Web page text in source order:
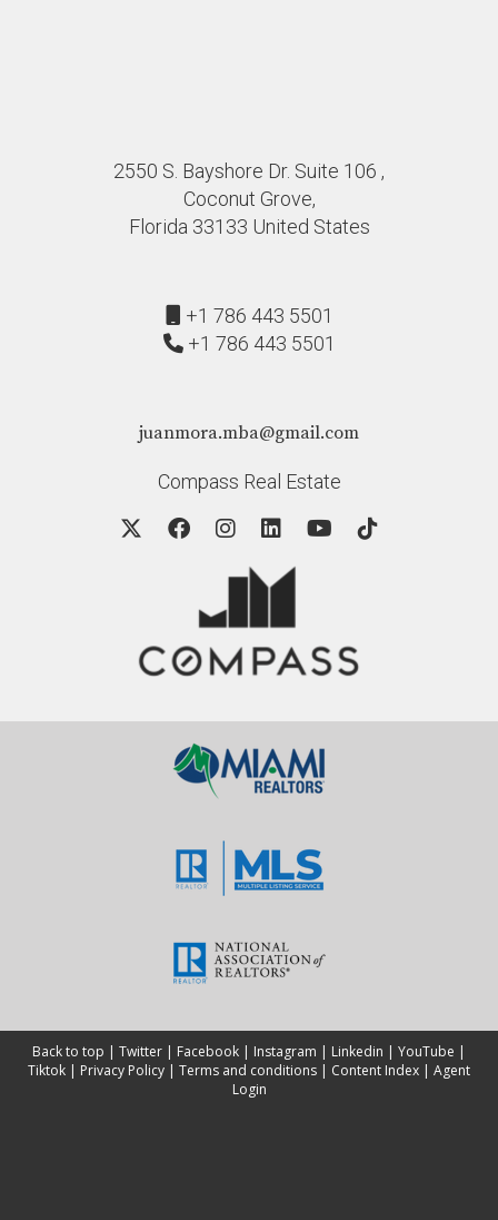
2550 S. Bayshore Dr. Suite 106 ,
Coconut Grove,
Florida 33133 United States
+1 786 443 5501
+1 786 443 5501
juanmora.mba@gmail.com
Compass Real Estate
Back to top | Twitter | Facebook | Instagram | Linkedin | YouTube |
Tiktok | Privacy Policy | Terms and conditions | Content Index | Agent
Login